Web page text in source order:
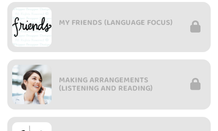
MY FRIENDS (LANGUAGE FOCUS)
MAKING ARRANGEMENTS
(LISTENING AND READING)